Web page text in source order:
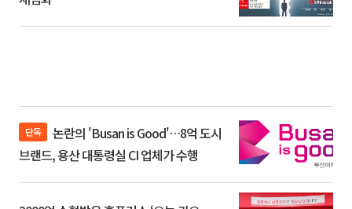
단독
브랜드, 용산 대통령실 CI 업체가 수행